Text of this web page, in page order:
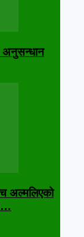
अनुसन्धान
अल्मलिएको